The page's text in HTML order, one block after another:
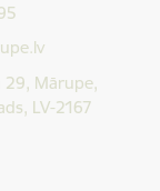
29, Mārupe,
LV-2167